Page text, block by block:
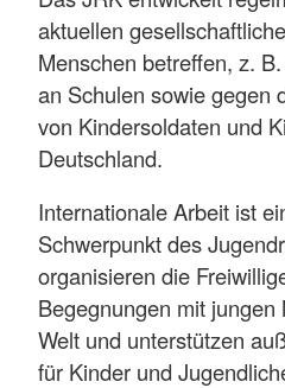
aktuellen
Menschen betreffen, z.
an Schulen sowie gegen
von Kindersoldaten und
Deutschland.
Internationale Arbeit ist
Schwerpunkt des
organisieren die
Begegnungen mit
Welt und unterstützen
für Kinder und